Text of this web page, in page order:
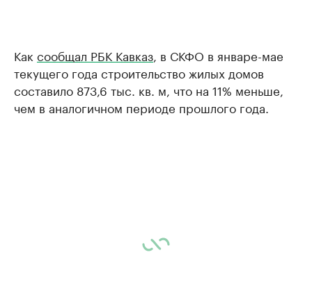
Как сообщал РБК Кавказ , в СКФО в январе-мае
текущего года строительство жилых домов
составило 873,6 тыс. кв. м, что на 11% меньше,
чем в аналогичном периоде прошлого года.